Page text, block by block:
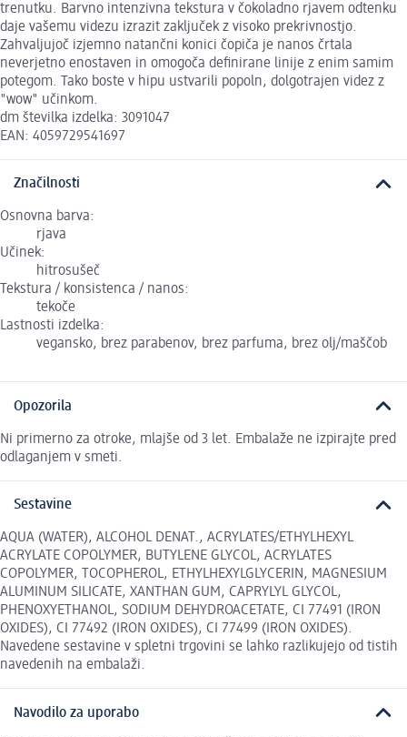
trenutku. Barvno intenzivna tekstura v čokoladno rjavem odtenku
daje vašemu videzu izrazit zaključek z visoko prekrivnostjo.
Zahvaljujoč izjemno natančni konici čopiča je nanos črtala
neverjetno enostaven in omogoča definirane linije z enim samim
potegom. Tako boste v hipu ustvarili popoln, dolgotrajen videz z
"wow" učinkom.
dm številka izdelka: 3091047
EAN: 4059729541697
Značilnosti
Osnovna barva:
rjava
Učinek:
hitrosušeč
Tekstura / konsistenca / nanos:
tekoče
Lastnosti izdelka:
vegansko, brez parabenov, brez parfuma, brez olj/maščob
Opozorila
Ni primerno za otroke, mlajše od 3 let. Embalaže ne izpirajte pred
odlaganjem v smeti.
Sestavine
AQUA (WATER), ALCOHOL DENAT., ACRYLATES/ETHYLHEXYL
ACRYLATE COPOLYMER, BUTYLENE GLYCOL, ACRYLATES
COPOLYMER, TOCOPHEROL, ETHYLHEXYLGLYCERIN, MAGNESIUM
ALUMINUM SILICATE, XANTHAN GUM, CAPRYLYL GLYCOL,
PHENOXYETHANOL, SODIUM DEHYDROACETATE, CI 77491 (IRON
OXIDES), CI 77492 (IRON OXIDES), CI 77499 (IRON OXIDES).
Navedene sestavine v spletni trgovini se lahko razlikujejo od tistih
navedenih na embalaži.
Navodilo za uporabo